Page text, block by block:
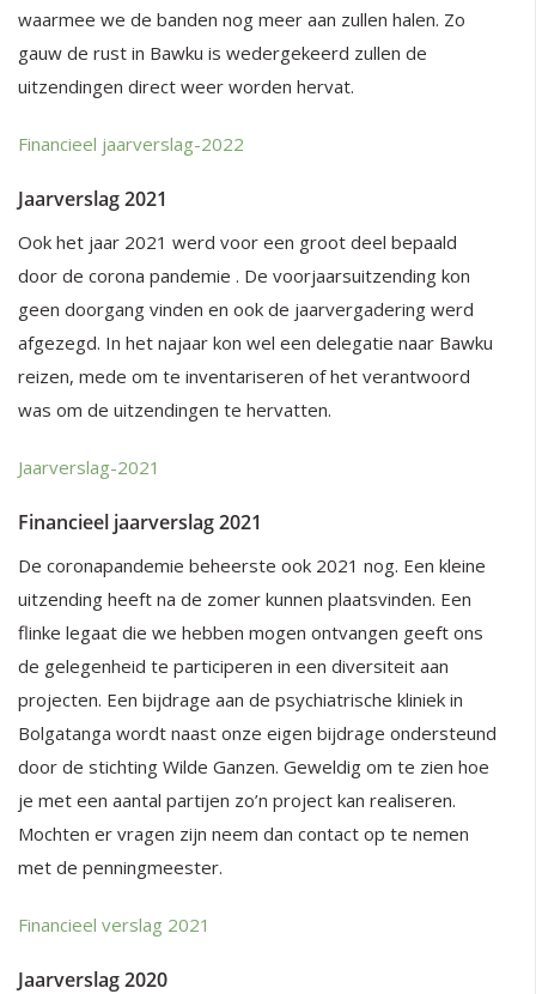
waarmee we de banden nog meer aan zullen halen. Zo
gauw de rust in Bawku is wedergekeerd zullen de
uitzendingen direct weer worden hervat.
Financieel jaarverslag-2022
Jaarverslag 2021
Ook het jaar 2021 werd voor een groot deel bepaald
door de corona pandemie . De voorjaarsuitzending kon
geen doorgang vinden en ook de jaarvergadering werd
afgezegd. In het najaar kon wel een delegatie naar Bawku
reizen, mede om te inventariseren of het verantwoord
was om de uitzendingen te hervatten.
Jaarverslag-2021
Financieel jaarverslag 2021
De coronapandemie beheerste ook 2021 nog. Een kleine
uitzending heeft na de zomer kunnen plaatsvinden. Een
flinke legaat die we hebben mogen ontvangen geeft ons
de gelegenheid te participeren in een diversiteit aan
projecten. Een bijdrage aan de psychiatrische kliniek in
Bolgatanga wordt naast onze eigen bijdrage ondersteund
door de stichting Wilde Ganzen. Geweldig om te zien hoe
je met een aantal partijen zo’n project kan realiseren.
Mochten er vragen zijn neem dan contact op te nemen
met de penningmeester.
Financieel verslag 2021
Jaarverslag 2020